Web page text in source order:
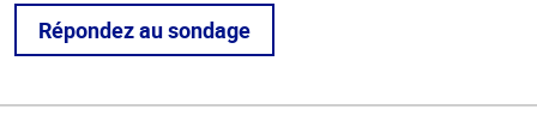
Répondez au sondage